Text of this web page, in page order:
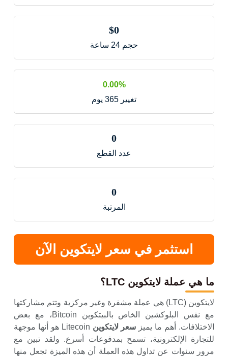
$0
حجم 24 ساعة
0.00%
تغيير 365 يوم
0
عدد القطع
0
المرتبة
استثمر في سعر لايتكوين الآن
ما هي عملة لايتكوين LTC؟
لايتكوين (LTC) هي عملة مشفرة وغير مركزية وتتم مشاركتها
مع نفس البلوكشين الخاص بالبيتكوين Bitcoin، مع بعض
الاختلافات. أهم ما يميز سعر لايتكوين
Litecoin هو أنها موجهة
للتجارة الإلكترونية، تسمح بمدفوعات أسرع. ولقد تبين مع
مرور سنوات عن تداول هذه العملة أن هذه الميزة تجعل منها